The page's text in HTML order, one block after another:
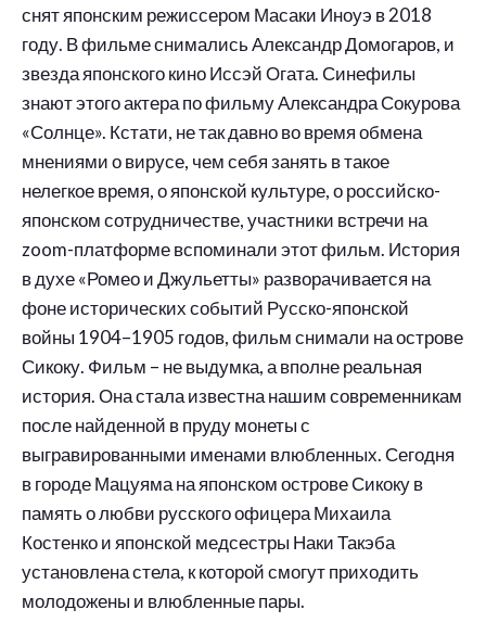
снят японским режиссером Масаки Иноуэ в 2018
году. В фильме снимались Александр Домогаров, и
звезда японского кино Иссэй Огата. Синефилы
знают этого актера по фильму Александра Сокурова
«Солнце». Кстати, не так давно во время обмена
мнениями о вирусе, чем себя занять в такое
нелегкое время, о японской культуре, о российско-
японском сотрудничестве, участники встречи на
zoom-платформе вспоминали этот фильм. История
в духе «Ромео и Джульетты» разворачивается на
фоне исторических событий Русско-японской
войны 1904–1905 годов, фильм снимали на острове
Сикоку. Фильм – не выдумка, а вполне реальная
история. Она стала известна нашим современникам
после найденной в пруду монеты с
выгравированными именами влюбленных. Сегодня
в городе Мацуяма на японском острове Сикоку в
память о любви русского офицера Михаила
Костенко и японской медсестры Наки Такэба
установлена стела, к которой смогут приходить
молодожены и влюбленные пары.